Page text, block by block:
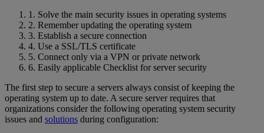
1. Solve the main security issues in operating systems
2. Remember updating the operating system
3. Establish a secure connection
4. Use a SSL/TLS certificate
5. Connect only via a VPN or private network
6. Easily applicable Checklist for server security
The first step to secure a servers always consist of keeping the
operating system up to date. A secure server requires that
organizations consider the following operating system security
issues and solutions during configuration: